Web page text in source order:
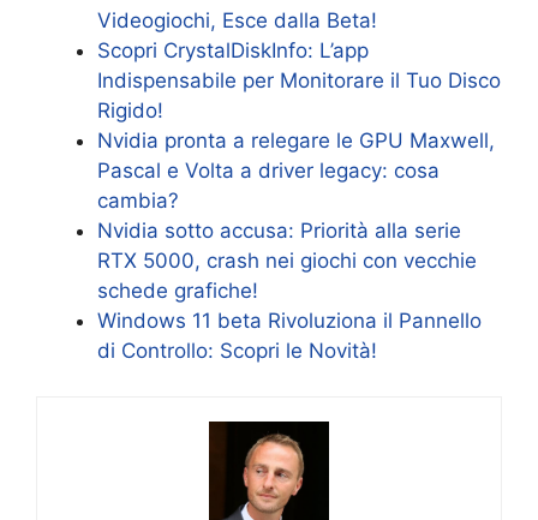
Videogiochi, Esce dalla Beta!
Scopri CrystalDiskInfo: L’app
Indispensabile per Monitorare il Tuo Disco
Rigido!
Nvidia pronta a relegare le GPU Maxwell,
Pascal e Volta a driver legacy: cosa
cambia?
Nvidia sotto accusa: Priorità alla serie
RTX 5000, crash nei giochi con vecchie
schede grafiche!
Windows 11 beta Rivoluziona il Pannello
di Controllo: Scopri le Novità!